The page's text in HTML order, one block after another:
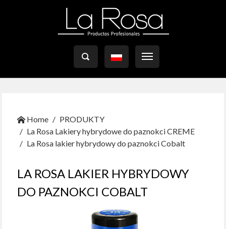

Home
PRODUKTY
La Rosa Lakiery hybrydowe do paznokci CREME
La Rosa lakier hybrydowy do paznokci Cobalt
LA ROSA LAKIER HYBRYDOWY
DO PAZNOKCI COBALT